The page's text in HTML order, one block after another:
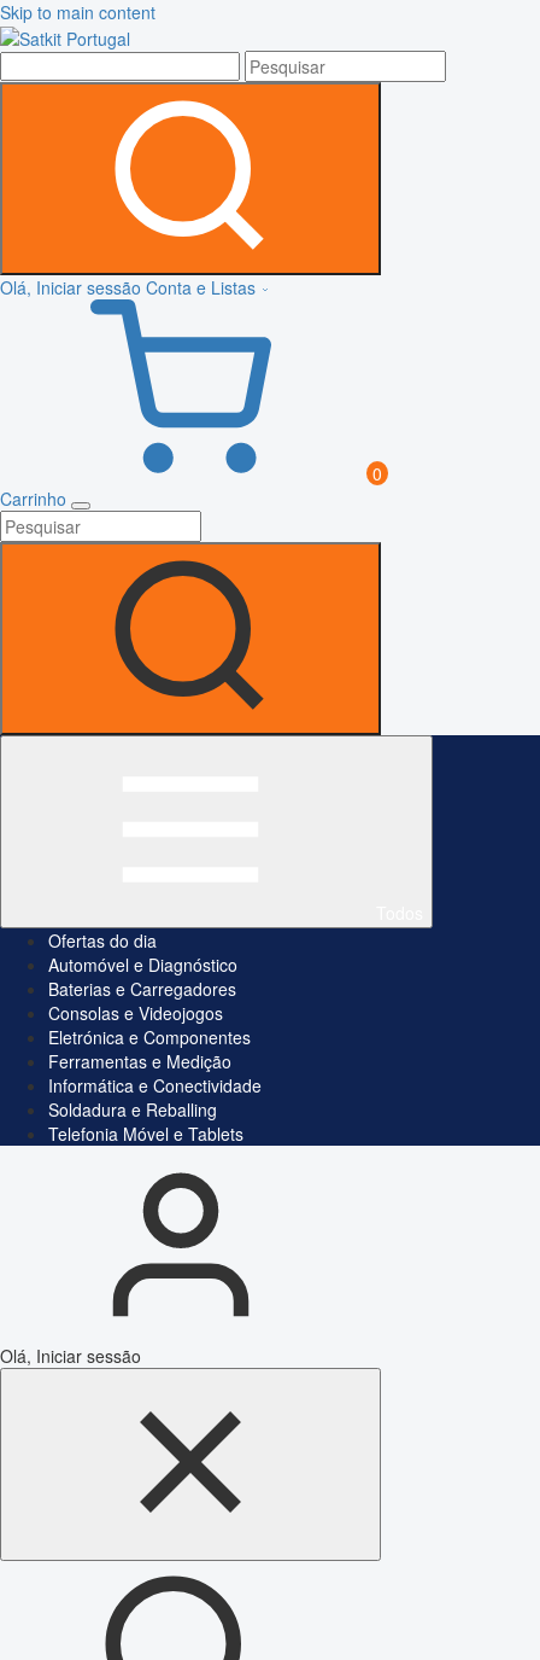
Skip to main content
Olá, Iniciar sessão Conta e Listas
0
Carrinho
Ofertas do dia
Automóvel e Diagnóstico
Baterias e Carregadores
Consolas e Videojogos
Eletrónica e Componentes
Ferramentas e Medição
Informática e Conectividade
Soldadura e Reballing
Telefonia Móvel e Tablets
Olá, Iniciar sessão